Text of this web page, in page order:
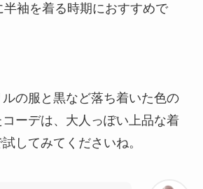
袖を着る時期におすすめで
の服と黒など落ち着いた色の
ーデは、大人っぽい上品な着
してみてくださいね。